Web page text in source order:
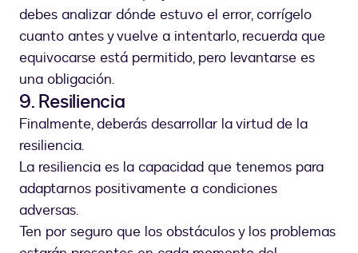
debes analizar dónde estuvo el error, corrígelo
cuanto antes y vuelve a intentarlo, recuerda que
equivocarse está permitido, pero levantarse es
una obligación.
9. Resiliencia
Finalmente, deberás desarrollar la virtud de la
resiliencia.
La resiliencia es la capacidad que tenemos para
adaptarnos positivamente a condiciones
adversas.
Ten por seguro que los obstáculos y los problemas